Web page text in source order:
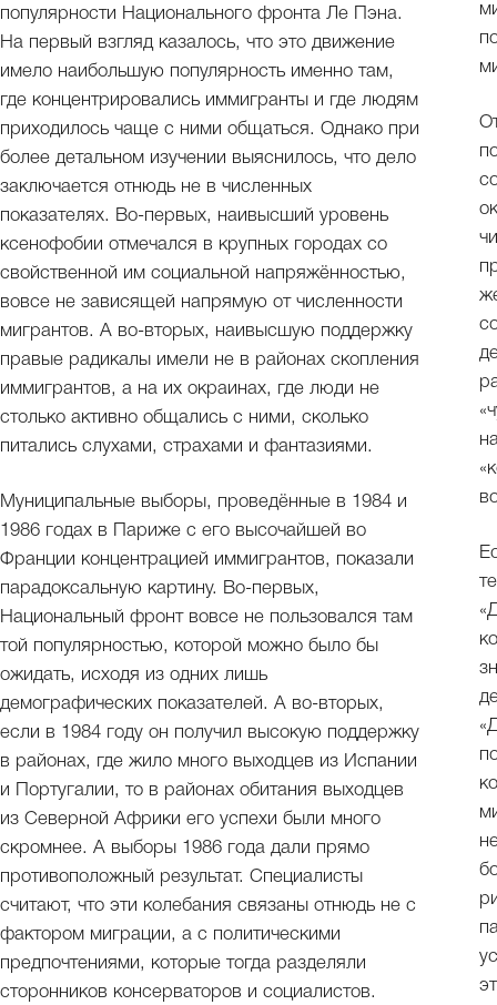
популярности Национального фронта Ле Пэна.
На первый взгляд казалось, что это движение
имело наибольшую популярность именно там,
где концентрировались иммигранты и где людям
приходилось чаще с ними общаться. Однако при
более детальном изучении выяснилось, что дело
заключается отнюдь не в численных
показателях. Во-первых, наивысший уровень
ксенофобии отмечался в крупных городах со
свойственной им социальной напряжённостью,
вовсе не зависящей напрямую от численности
мигрантов. А во-вторых, наивысшую поддержку
правые радикалы имели не в районах скопления
иммигрантов, а на их окраинах, где люди не
столько активно общались с ними, сколько
питались слухами, страхами и фантазиями.
Муниципальные выборы, проведённые в 1984 и
1986 годах в Париже с его высочайшей во
Франции концентрацией иммигрантов, показали
парадоксальную картину. Во-первых,
Национальный фронт вовсе не пользовался там
той популярностью, которой можно было бы
ожидать, исходя из одних лишь
демографических показателей. А во-вторых,
если в 1984 году он получил высокую поддержку
в районах, где жило много выходцев из Испании
и Португалии, то в районах обитания выходцев
из Северной Африки его успехи были много
скромнее. А выборы 1986 года дали прямо
противоположный результат. Специалисты
считают, что эти колебания связаны отнюдь не с
фактором миграции, а с политическими
предпочтениями, которые тогда разделяли
сторонников консерваторов и социалистов.